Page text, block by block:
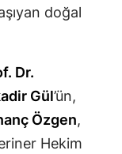
doğal
Dr.
Gül’ün,
Özgen,
Hekim